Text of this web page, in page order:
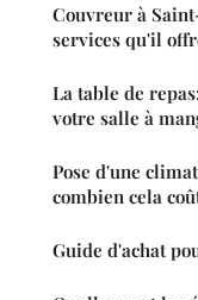
Couvreur à
services qu'il
La table de
votre salle à
Pose d'une
combien cela
Guide d'achat